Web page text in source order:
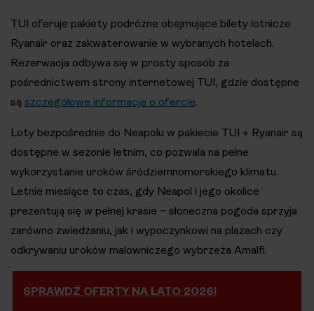
TUI oferuje pakiety podróżne obejmujące bilety lotnicze
Ryanair oraz zakwaterowanie w wybranych hotelach.
Rezerwacja odbywa się w prosty sposób za
pośrednictwem strony internetowej TUI, gdzie dostępne
są szczegółowe informacje o ofercie.
Loty bezpośrednie do Neapolu w pakiecie TUI + Ryanair są
dostępne w sezonie letnim, co pozwala na pełne
wykorzystanie uroków śródziemnomorskiego klimatu.
Letnie miesiące to czas, gdy Neapol i jego okolice
prezentują się w pełnej krasie – słoneczna pogoda sprzyja
zarówno zwiedzaniu, jak i wypoczynkowi na plażach czy
odkrywaniu uroków malowniczego wybrzeża Amalfi.
SPRAWDŹ OFERTY NA LATO 2026!